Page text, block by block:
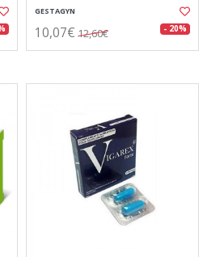
GESTAGYN
10,07€ 12,60€ - 20%